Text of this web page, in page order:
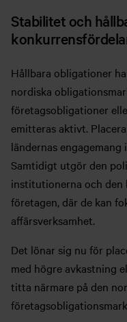
Stabilitet och
Hållbara obligationer
nordiska
företagsobligationer
emitteras aktivt.
ländernas
Samtidigt utgör den
institutionerna och den
företagen, där de kan
affärsverksamhet.
Det lönar sig nu för
med högre avkastning
titta närmare på den